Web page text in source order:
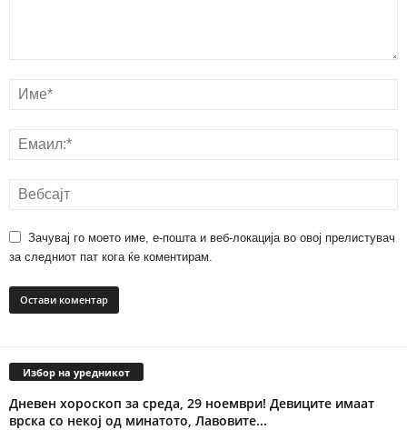
Зачувај го моето име, е-пошта и веб-локација во овој прелистувач
за следниот пат кога ќе коментирам.
Избор на уредникот
Дневен хороскоп за среда, 29 ноември! Девиците имаат
врска со некој од минатото, Лавовите...